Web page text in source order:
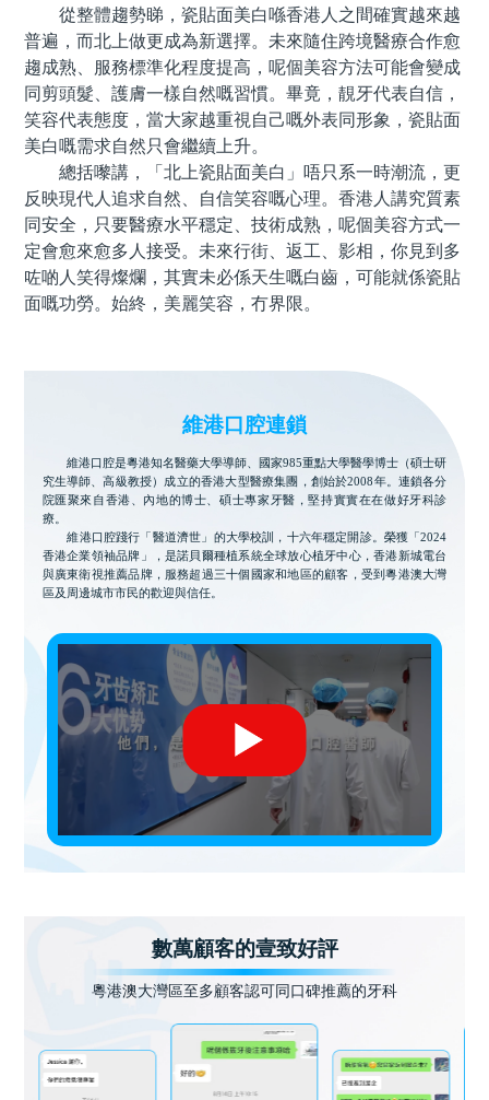
從整體趨勢睇，瓷貼面美白喺香港人之間確實越來越
普遍，而北上做更成為新選擇。未來隨住跨境醫療合作愈
趨成熟、服務標準化程度提高，呢個美容方法可能會變成
同剪頭髮、護膚一樣自然嘅習慣。畢竟，靚牙代表自信，
笑容代表態度，當大家越重視自己嘅外表同形象，瓷貼面
美白嘅需求自然只會繼續上升。
總括嚟講，「北上瓷貼面美白」唔只系一時潮流，更
反映現代人追求自然、自信笑容嘅心理。香港人講究質素
同安全，只要醫療水平穩定、技術成熟，呢個美容方式一
定會愈來愈多人接受。未來行街、返工、影相，你見到多
咗啲人笑得燦爛，其實未必係天生嘅白齒，可能就係瓷貼
面嘅功勞。始終，美麗笑容，冇界限。
維港口腔連鎖
維港口腔是粵港知名醫藥大學導師、國家985重點大學醫學博士（碩士研
究生導師、高級教授）成立的香港大型醫療集團，創始於2008年。連鎖各分
院匯聚來自香港、內地的博士、碩士專家牙醫，堅持實實在在做好牙科診
療。
維港口腔踐行「醫道濟世」的大學校訓，十六年穩定開診。榮獲「2024
香港企業領袖品牌」，是諾貝爾種植系統全球放心植牙中心，香港新城電台
與廣東衛視推薦品牌，服務超過三十個國家和地區的顧客，受到粵港澳大灣
區及周邊城市市民的歡迎與信任。
數萬顧客的壹致好評
粵港澳大灣區至多顧客認可同口碑推薦的牙科